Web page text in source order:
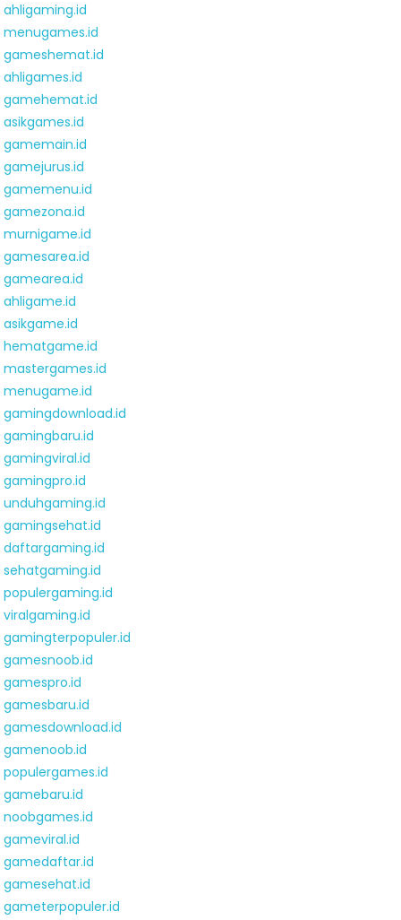
ahligaming.id
menugames.id
gameshemat.id
ahligames.id
gamehemat.id
asikgames.id
gamemain.id
gamejurus.id
gamemenu.id
gamezona.id
murnigame.id
gamesarea.id
gamearea.id
ahligame.id
asikgame.id
hematgame.id
mastergames.id
menugame.id
gamingdownload.id
gamingbaru.id
gamingviral.id
gamingpro.id
unduhgaming.id
gamingsehat.id
daftargaming.id
sehatgaming.id
populergaming.id
viralgaming.id
gamingterpopuler.id
gamesnoob.id
gamespro.id
gamesbaru.id
gamesdownload.id
gamenoob.id
populergames.id
gamebaru.id
noobgames.id
gameviral.id
gamedaftar.id
gamesehat.id
gameterpopuler.id